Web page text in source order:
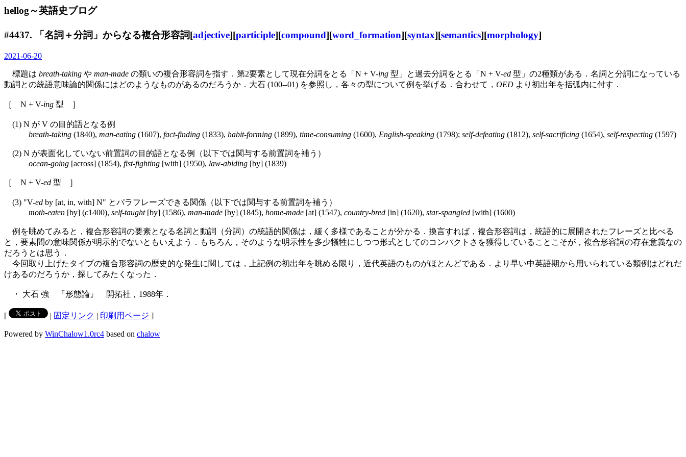
hellog～英語史ブログ
#4437. 「名詞＋分詞」からなる複合形容詞[adjective][participle][compound][word_formation][syntax][semantics][morphology]
2021-06-20
標題は breath-taking や man-made の類いの複合形容詞を指す．第2要素として現在分詞をとる「N + V-ing 型」と過去分詞をとる「N + V-ed 型」の2種類がある．名詞と分詞になっている
動詞との統語意味論的関係にはどのようなものがあるのだろうか．大石 (100--01) を参照し，各々の型について例を挙げる．合わせて， OED より初出年を括弧内に付す．
［ N + V-ing 型 ］
(1) N が V の目的語となる例
breath-taking (1840), man-eating (1607), fact-finding (1833), habit-forming (1899), time-consuming (1600), English-speaking (1798); self-defeating (1812), self-sacrificing (1654), self-respecting (1597)
(2) N が表面化していない前置詞の目的語となる例（以下では関与する前置詞を補う）
ocean-going [across] (1854), fist-fighting [with] (1950), law-abiding [by] (1839)
［ N + V-ed 型 ］
(3) "V-ed by [at, in, with] N" とパラフレーズできる関係（以下では関与する前置詞を補う）
moth-eaten [by] (c1400), self-taught[by] (1586), man-made [by] (1845), home-made [at] (1547), country-bred [in] (1620), star-spangled [with] (1600)
例を眺めてみると，複合形容詞の要素となる名詞と動詞（分詞）の統語的関係は，緩く多様であることが分かる．換言すれば，複合形容詞は，統語的に展開されたフレーズと比べる
と，要素間の意味関係が明示的でないともいえよう．もちろん，そのような明示性を多少犠牲にしつつ形式としてのコンパクトさを獲得していることこそが，複合形容詞の存在意義なの
だろうとは思う．
今回取り上げたタイプの複合形容詞の歴史的な発生に関しては，上記例の初出年を眺める限り，近代英語のものがほとんどである．より早い中英語期から用いられている類例はどれだ
けあるのだろうか，探してみたくなった．
・ 大石 強 『形態論』 開拓社，1988年．
[ | 固定リンク | 印刷用ページ ]
Powered by WinChalow1.0rc4 based on chalow